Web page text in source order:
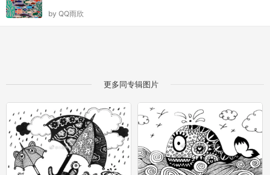
by QQ雨欣
更多同专辑图片